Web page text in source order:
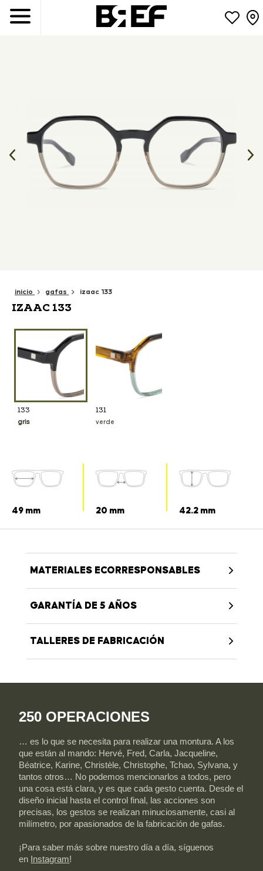
inicio gafas izaac 133
IZAAC 133
133
gris
131
verde
49 mm 20 mm 42.2 mm
MATERIALES ECORRESPONSABLES
GARANTÍA DE 5 AÑOS
TALLERES DE FABRICACIÓN
250 OPERACIONES
… es lo que se necesita para realizar una montura. A los
que están al mando: Hervé, Fred, Carla, Jacqueline,
Béatrice, Karine, Christèle, Christophe, Tchao, Sylvana, y
tantos otros… No podemos mencionarlos a todos, pero
una cosa está clara, y es que cada gesto cuenta. Desde el
diseño inicial hasta el control final, las acciones son
precisas, los gestos se realizan minuciosamente, casi al
milímetro, por apasionados de la fabricación de gafas.
¡Para saber más sobre nuestro día a día, síguenos
en Instagram!